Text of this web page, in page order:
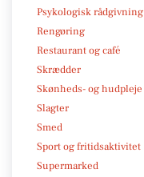
Psykologisk rådgivning
Rengøring
Restaurant og café
Skrædder
Skønheds- og hudpleje
Slagter
Smed
Sport og fritidsaktivitet
Supermarked